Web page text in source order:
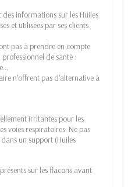
informations sur les Huiles
et utilisées par ses clients
pas à prendre en compte
de santé :
n’offrent pas d’alternative à
irritantes pour les
voies respiratoires. Ne pas
un support (Huiles
sur les flacons avant